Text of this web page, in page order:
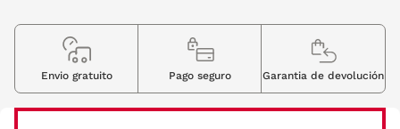
Envio gratuito Pago seguro Garantia de devolución